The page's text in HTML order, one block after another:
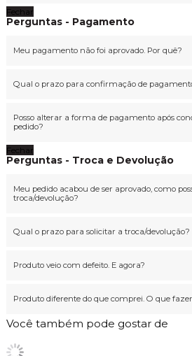
Fechar
Perguntas - Pagamento
Meu pagamento não foi aprovado. Por quê?
Qual o prazo para confirmação de
Posso alterar a forma de pagamento após
pedido?
Fechar
Perguntas - Troca e Devolução
Meu pedido acabou de ser aprovado, como
troca/devolução?
Qual o prazo para solicitar a troca/devolução?
Produto veio com defeito. E agora?
Produto diferente do que comprei. O que
Você também pode gostar de